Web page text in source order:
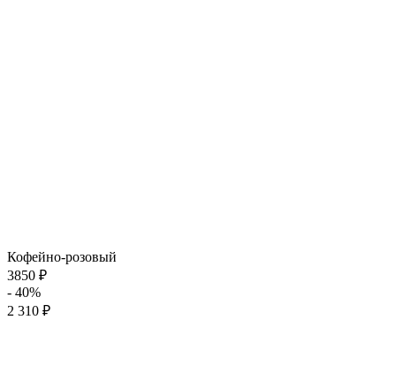
Кофейно-розовый
3850 ₽
- 40%
2 310 ₽